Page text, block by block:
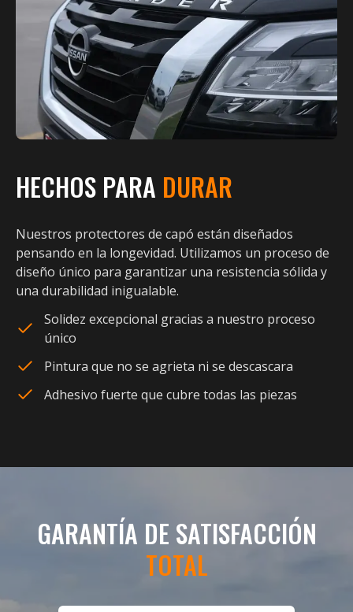
HECHOS PARA DURAR
Nuestros protectores de capó están diseñados
pensando en la longevidad. Utilizamos un proceso de
diseño único para garantizar una resistencia sólida y
una durabilidad inigualable.
Solidez excepcional gracias a nuestro proceso
único
Pintura que no se agrieta ni se descascara
Adhesivo fuerte que cubre todas las piezas
GARANTÍA DE SATISFACCIÓN
TOTAL